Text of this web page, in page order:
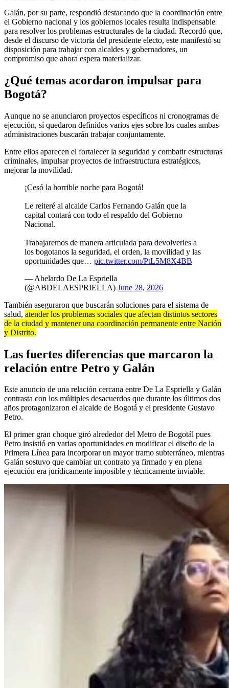
Galán, por su parte, respondió destacando que la coordinación entre
el Gobierno nacional y los gobiernos locales resulta indispensable
para resolver los problemas estructurales de la ciudad. Recordó que,
desde el discurso de victoria del presidente electo, este manifestó su
disposición para trabajar con alcaldes y gobernadores, un
compromiso que ahora espera materializar.
¿Qué temas acordaron impulsar para
Bogotá?
Aunque no se anunciaron proyectos específicos ni cronogramas de
ejecución, sí quedaron definidos varios ejes sobre los cuales ambas
administraciones buscarán trabajar conjuntamente.
Entre ellos aparecen el fortalecer la seguridad y combatir estructuras
criminales, impulsar proyectos de infraestructura estratégicos,
mejorar la movilidad.
¡Cesó la horrible noche para Bogotá!
Le reiteré al alcalde Carlos Fernando Galán que la
capital contará con todo el respaldo del Gobierno
Nacional.
Trabajaremos de manera articulada para devolverles a
los bogotanos la seguridad, el orden, la movilidad y las
oportunidades que… pic.twitter.com/PtL5M8X4BB
— Abelardo De La Espriella
(@ABDELAESPRIELLA) June 28, 2026
También aseguraron que buscarán soluciones para el sistema de
salud, atender los problemas sociales que afectan distintos sectores
de la ciudad y mantener una coordinación permanente entre Nación
y Distrito.
Las fuertes diferencias que marcaron la
relación entre Petro y Galán
Este anuncio de una relación cercana entre De La Espriella y Galán
contrasta con los múltiples desacuerdos que durante los últimos dos
años protagonizaron el alcalde de Bogotá y el presidente Gustavo
Petro.
El primer gran choque giró alrededor del Metro de Bogotál pues
Petro insistió en varias oportunidades en modificar el diseño de la
Primera Línea para incorporar un mayor tramo subterráneo, mientras
Galán sostuvo que cambiar un contrato ya firmado y en plena
ejecución era jurídicamente imposible y técnicamente inviable.